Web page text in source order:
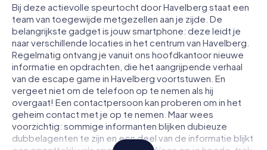
Bij deze actievolle speurtocht door Havelberg staat een
team van toegewijde metgezellen aan je zijde. De
belangrijkste gadget is jouw smartphone: deze leidt je
naar verschillende locaties in het centrum van Havelberg.
Regelmatig ontvang je vanuit ons hoofdkantoor nieuwe
informatie en opdrachten, die het aangrijpende verhaal
van de escape game in Havelberg voortstuwen. En
vergeet niet om de telefoon op te nemen als hij
overgaat! Een contactpersoon kan proberen om in het
geheim contact met je op te nemen. Maar wees
voorzichtig: sommige informanten blijken dubieuze
dubbelagenten te zijn en een deel van de informatie blijkt